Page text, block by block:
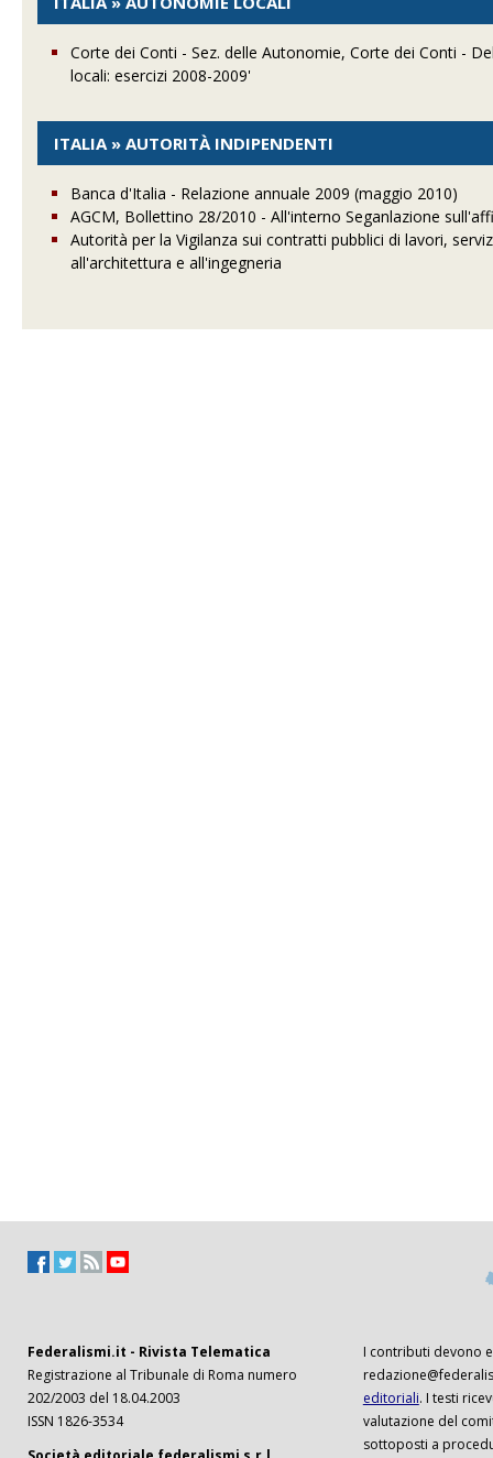
Corte dei Conti - Sez. delle Autonomie, Corte dei Conti -
locali: esercizi 2008-2009'
ITALIA » AUTORITÀ INDIPENDENTI
Banca d'Italia - Relazione annuale 2009 (maggio 2010)
AGCM, Bollettino 28/2010 - All'interno Seganlazione
Autorità per la Vigilanza sui contratti pubblici di lavori,
all'architettura e all'ingegneria
Federalismi.it - Rivista Telematica
Registrazione al Tribunale di Roma numero
202/2003 del 18.04.2003
ISSN 1826-3534
I contributi devono
editoriali. I testi
valutazione del
sottoposti a